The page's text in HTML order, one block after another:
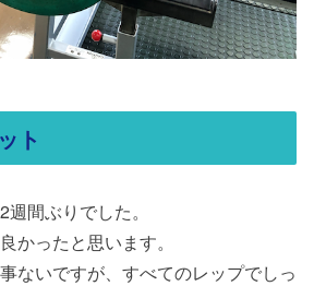
ト
間ぶりでした。
かったと思います。
ないですが、すべてのレップでしっ